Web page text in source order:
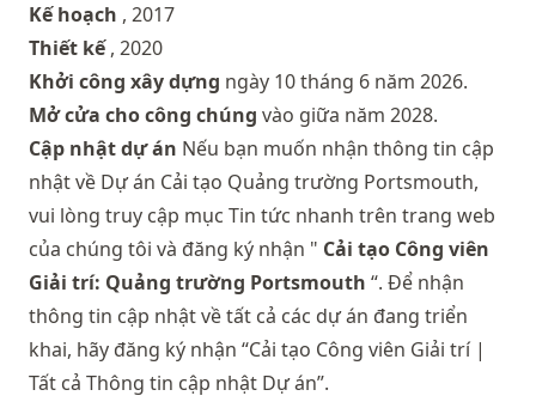
Kế hoạch , 2017
Thiết kế, 2020
Khởi công xây dựng ngày 10 tháng 6 năm 2026.
Mở cửa cho công chúng vào giữa năm 2028.
Cập nhật dự án Nếu bạn muốn nhận thông tin cập
nhật về Dự án Cải tạo Quảng trường Portsmouth,
vui lòng truy cập mục Tin tức nhanh trên trang web
của chúng tôi và đăng ký nhận " Cải tạo Công viên
Giải trí: Quảng trường Portsmouth “. Để nhận
thông tin cập nhật về tất cả các dự án đang triển
khai, hãy đăng ký nhận “Cải tạo Công viên Giải trí |
Tất cả Thông tin cập nhật Dự án”.